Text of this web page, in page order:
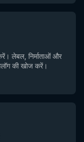
लेबल, निर्माताओं और
की खोज करें।